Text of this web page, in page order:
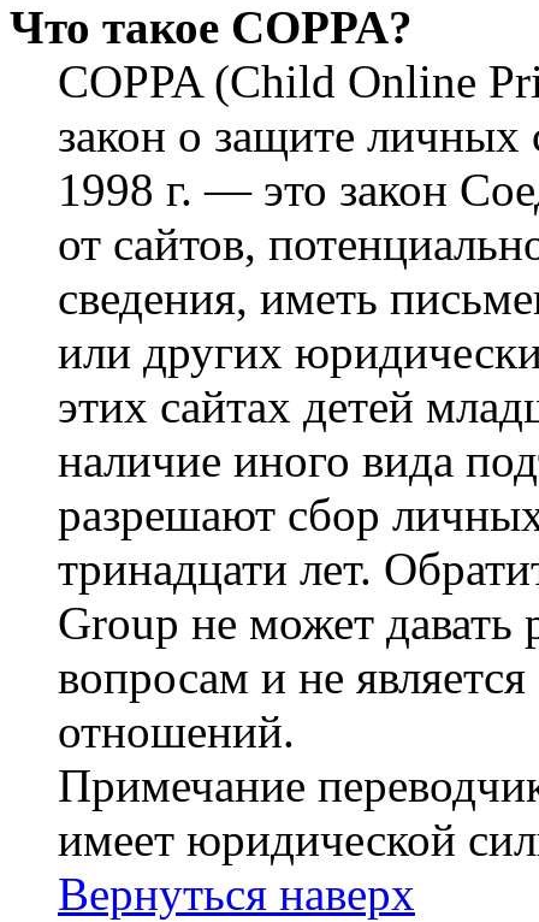
Что такое COPPA?
COPPA (Child Online
закон о защите личных
1998 г. — это закон
от сайтов,
сведения, иметь
или других
этих сайтах детей
наличие иного вида
разрешают сбор
тринадцати лет.
Group не может
вопросам и не
отношений.
Примечание
имеет юридической
Вернуться наверх